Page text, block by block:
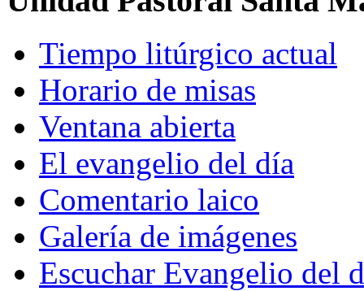
Tiempo litúrgico actual
Horario de misas
Ventana abierta
El evangelio del día
Comentario laico
Galería de imágenes
Escuchar Evangelio del